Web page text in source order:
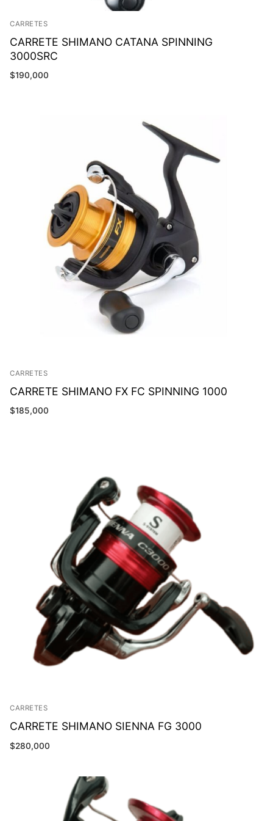
CARRETES
CARRETE SHIMANO CATANA SPINNING
3000SRC
$190,000
CARRETES
CARRETE SHIMANO FX FC SPINNING 1000
$185,000
CARRETES
CARRETE SHIMANO SIENNA FG 3000
$280,000